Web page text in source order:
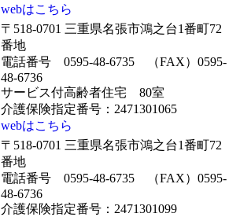
webはこちら
〒518-0701 三重県名張市鴻之台1番町72
番地
電話番号 0595-48-6735 （FAX）0595-
48-6736
サービス付高齢者住宅 80室
介護保険指定番号：2471301065
webはこちら
〒518-0701 三重県名張市鴻之台1番町72
番地
電話番号 0595-48-6735 （FAX）0595-
48-6736
介護保険指定番号：2471301099